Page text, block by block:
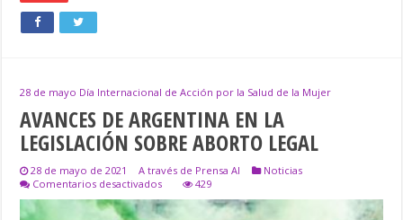
28 de mayo Día Internacional de Acción por la Salud de la Mujer
AVANCES DE ARGENTINA EN LA
LEGISLACIÓN SOBRE ABORTO LEGAL
28 de mayo de 2021 A través de Prensa AI
Noticias
Comentarios desactivadosen
AVANCES
DE
429